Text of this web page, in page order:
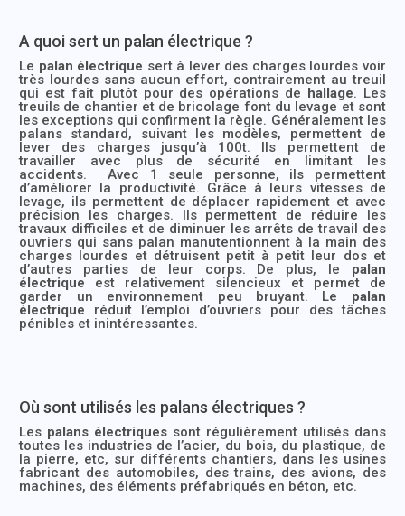
A quoi sert un palan électrique ?
Le palan électrique sert à lever des charges lourdes voir
très lourdes sans aucun effort, contrairement au treuil
qui est fait plutôt pour des opérations de hallage. Les
treuils de chantier et de bricolage font du levage et sont
les exceptions qui confirment la règle. Généralement les
palans standard, suivant les modèles, permettent de
lever des charges jusqu’à 100t. Ils permettent de
travailler avec plus de sécurité en limitant les
accidents. Avec 1 seule personne, ils permettent
d’améliorer la productivité. Grâce à leurs vitesses de
levage, ils permettent de déplacer rapidement et avec
précision les charges. Ils permettent de réduire les
travaux difficiles et de diminuer les arrêts de travail des
ouvriers qui sans palan manutentionnent à la main des
charges lourdes et détruisent petit à petit leur dos et
d’autres parties de leur corps. De plus, le palan
électrique est relativement silencieux et permet de
garder un environnement peu bruyant. Le palan
électrique réduit l’emploi d’ouvriers pour des tâches
pénibles et inintéressantes.
Où sont utilisés les palans électriques ?
Les palans électriques sont régulièrement utilisés dans
toutes les industries de l’acier, du bois, du plastique, de
la pierre, etc, sur différents chantiers, dans les usines
fabricant des automobiles, des trains, des avions, des
machines, des éléments préfabriqués en béton, etc.